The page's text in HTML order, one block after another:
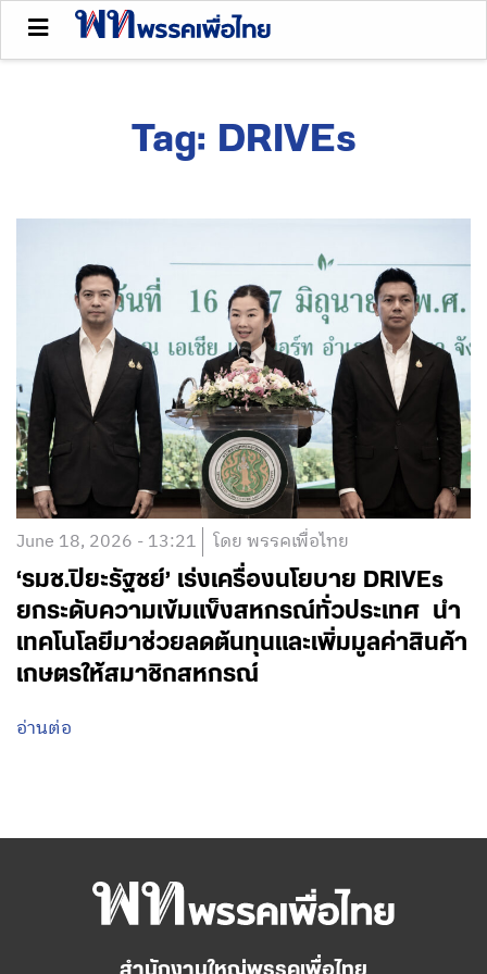
Tag: DRIVEs
June 18, 2026 - 13:21 โดย พรรคเพื่อไทย
‘รมช.ปิยะรัฐชย์’ เร่งเครื่องนโยบาย DRIVEs
ยกระดับความเข้มแข็งสหกรณ์ทั่วประเทศ นำ
เทคโนโลยีมาช่วยลดต้นทุนและเพิ่มมูลค่าสินค้า
เกษตรให้สมาชิกสหกรณ์
อ่านต่อ